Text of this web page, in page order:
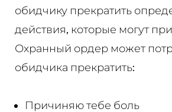
обидчику прекратить
действия, которые могут
Охранный ордер может
обидчика прекратить:
Причиняю тебе боль